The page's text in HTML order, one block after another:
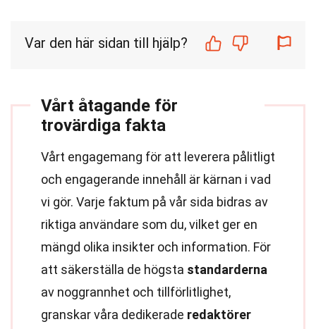
Var den här sidan till hjälp?
Vårt åtagande för
trovärdiga fakta
Vårt engagemang för att leverera pålitligt
och engagerande innehåll är kärnan i vad
vi gör. Varje faktum på vår sida bidras av
riktiga användare som du, vilket ger en
mängd olika insikter och information. För
att säkerställa de högsta standarderna
av noggrannhet och tillförlitlighet,
granskar våra dedikerade redaktörer